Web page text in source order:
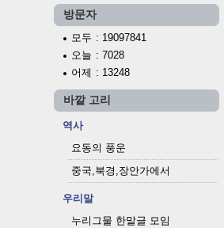
방문자
모두 : 19097841
오늘 : 7028
어제 : 13248
바깥 고리
역사
요동의 풍운
중국,북경,장안가에서
우리말
누리그물 한말글 모임